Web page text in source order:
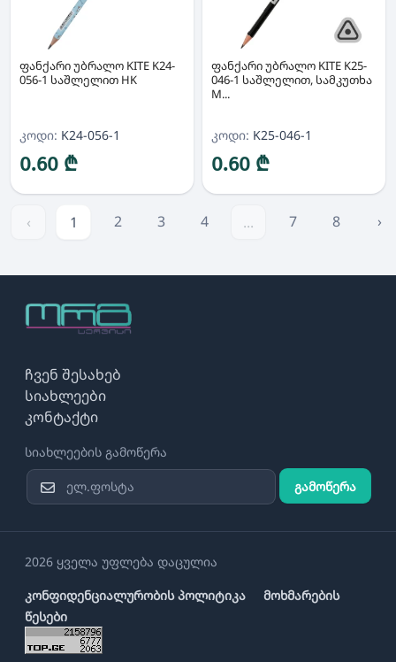
ფანქარი უბრალო KITE K24-
056-1 საშლელით HK
კოდი: K24-056-1
0.60 ₾
ფანქარი უბრალო KITE K25-
046-1 საშლელით, სამკუთხა
M...
კოდი: K25-046-1
0.60 ₾
‹ 1 2 3 4 ... 7 8 ›
ჩვენ შესახებ
სიახლეები
კონტაქტი
სიახლეების გამოწერა
გამოწერა
2026 ყველა უფლება დაცულია
კონფიდენციალურობის პოლიტიკა
მოხმარების
წესები